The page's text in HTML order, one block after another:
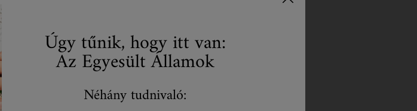
Úgy tűnik, hogy itt van:
Az Egyesült Államok
Néhány tudnivaló: